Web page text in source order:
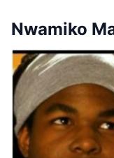
Nwamiko